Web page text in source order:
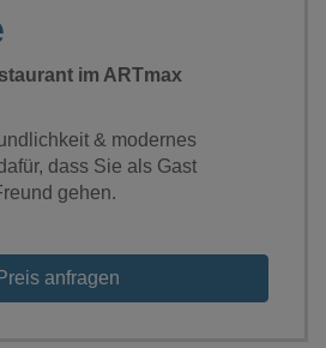
im ARTmax
& modernes
dass Sie als Gast
gehen.
Preis anfragen